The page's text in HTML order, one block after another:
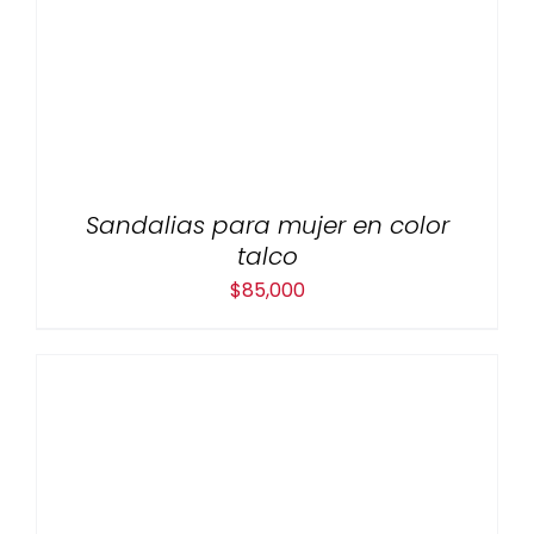
Sandalias para mujer en color
talco
$85,000